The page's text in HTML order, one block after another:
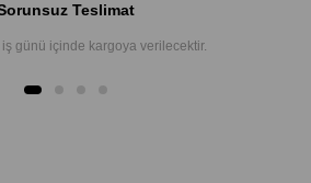
Teslimat
günü içinde kargoya verilecektir.